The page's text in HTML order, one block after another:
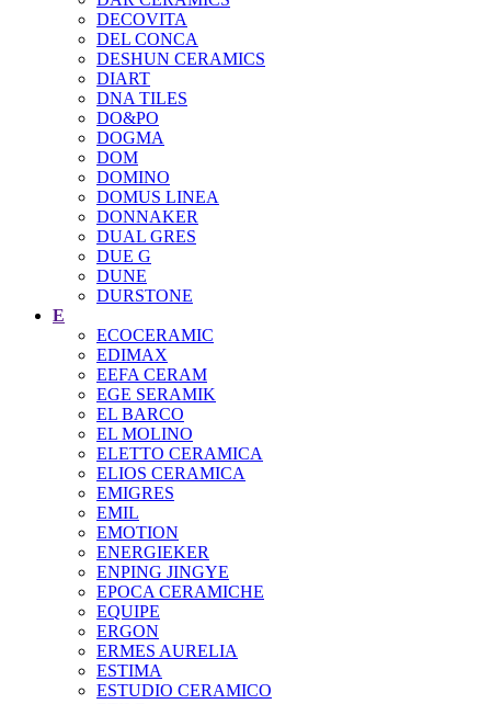
DECOVITA
DEL CONCA
DESHUN CERAMICS
DIART
DNA TILES
DO&PO
DOGMA
DOM
DOMINO
DOMUS LINEA
DONNAKER
DUAL GRES
DUE G
DUNE
DURSTONE
E
ECOCERAMIC
EDIMAX
EEFA CERAM
EGE SERAMIK
EL BARCO
EL MOLINO
ELETTO CERAMICA
ELIOS CERAMICA
EMIGRES
EMIL
EMOTION
ENERGIEKER
ENPING JINGYE
EPOCA CERAMICHE
EQUIPE
ERGON
ERMES AURELIA
ESTIMA
ESTUDIO CERAMICO